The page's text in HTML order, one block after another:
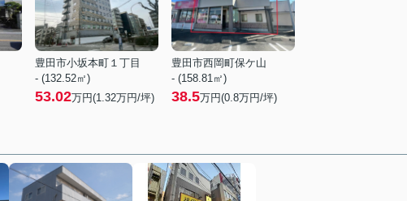
豊田市小坂本町１丁目
- (132.52㎡)
53.02万円(1.32万円/坪)
豊田市西岡町保ケ山
- (158.81㎡)
38.5万円(0.8万円/坪)